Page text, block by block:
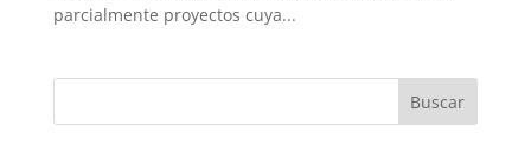
parcialmente proyectos cuya...